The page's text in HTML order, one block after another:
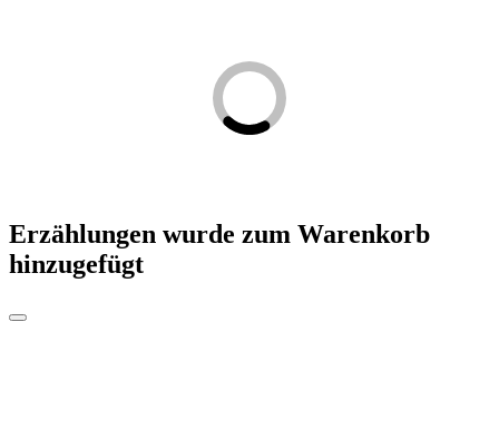
Erzählungen wurde zum Warenkorb
hinzugefügt